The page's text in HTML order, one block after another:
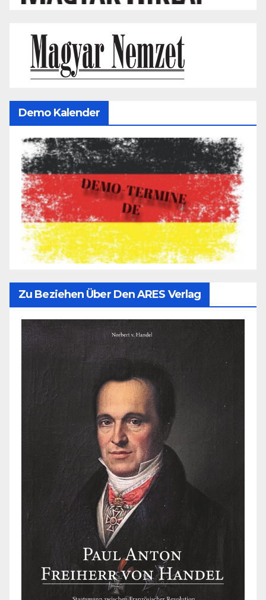
Demo Kalender
Zu Beziehen Über Den ARES Verlag